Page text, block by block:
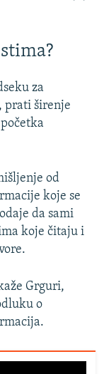
za
prati širenje
od
koje se
da sami
koje čitaju i
Grguri,
o